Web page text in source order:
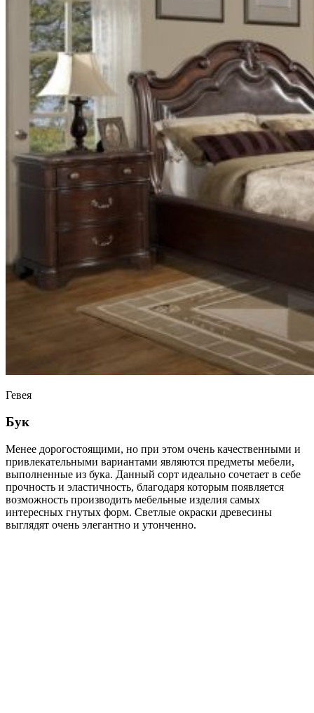
Гевея
Бук
Менее дорогостоящими, но при этом очень качественными и
привлекательными вариантами являются предметы мебели,
выполненные из бука. Данный сорт идеально сочетает в себе
прочность и эластичность, благодаря которым появляется
возможность производить мебельные изделия самых
интересных гнутых форм. Светлые окраски древесины
выглядят очень элегантно и утонченно.